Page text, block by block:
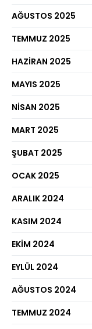
AĞUSTOS 2025
TEMMUZ 2025
HAZIRAN 2025
MAYIS 2025
NISAN 2025
MART 2025
ŞUBAT 2025
OCAK 2025
ARALIK 2024
KASIM 2024
EKIM 2024
EYLÜL 2024
AĞUSTOS 2024
TEMMUZ 2024